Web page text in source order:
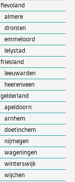
flevoland
almere
dronten
emmeloord
lelystad
friesland
leeuwarden
heerenveen
gelderland
apeldoorn
arnhem
doetinchem
nijmegen
wageningen
winterswijk
wijchen